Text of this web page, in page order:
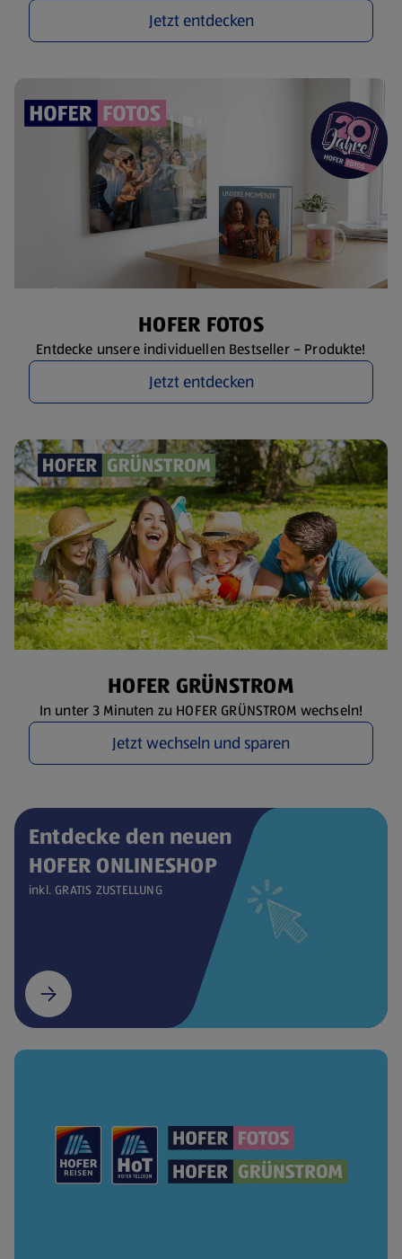
Jetzt entdecken
HOFER FOTOS
Entdecke unsere individuellen Bestseller – Produkte!
Jetzt entdecken
HOFER GRÜNSTROM
In unter 3 Minuten zu HOFER GRÜNSTROM wechseln!
Jetzt wechseln und sparen
Entdecke den neuen
HOFER ONLINESHOP
inkl. GRATIS ZUSTELLUNG
(öffnet in einem neuen Tab)